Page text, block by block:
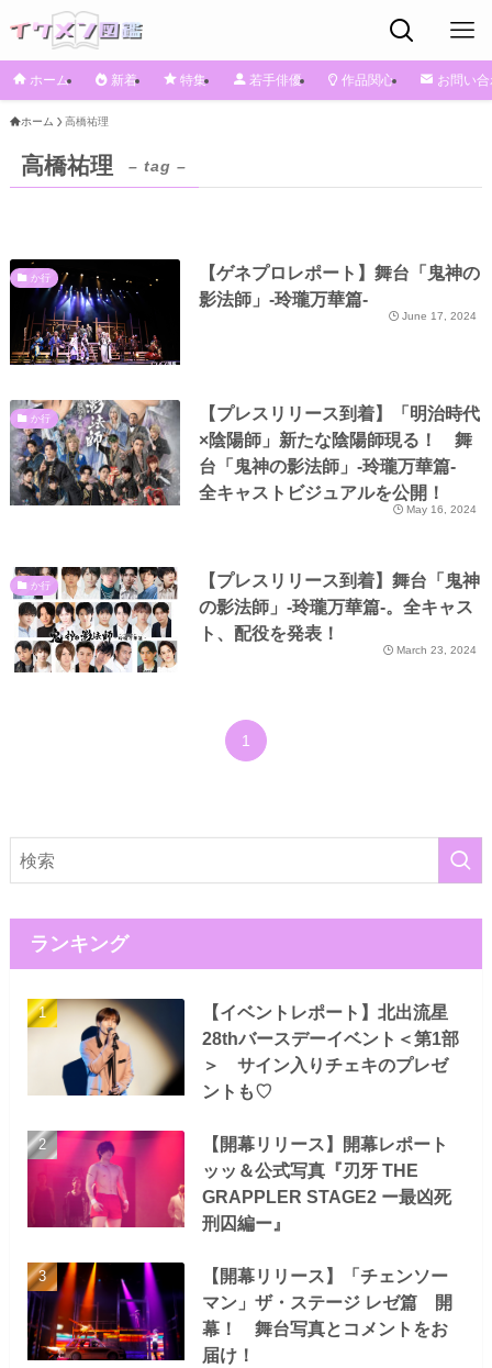
ホーム 新着 特集 若手俳優 作品関心 お問い
ホーム ⾼橋祐理
⾼橋祐理 – tag –
か行
【ゲネプロレポート】舞台「⻤神の
影法師」-玲瓏万華篇-
June 17, 2024
か行
【プレスリリース到着】「明治時代
×陰陽師」新たな陰陽師現る！ 舞
台「鬼神の影法師」-玲瓏万華篇-
全キャストビジュアルを公開！
May 16, 2024
か行
【プレスリリース到着】舞台「鬼神
の影法師」-玲瓏万華篇-。全キャス
ト、配役を発表！
March 23, 2024
1
ランキング
【イベントレポート】北出流星
28thバースデーイベント＜第1部
＞ サイン入りチェキのプレゼ
ントも♡
【開幕リリース】開幕レポート
ッッ＆公式写真『刃牙 THE
GRAPPLER STAGE2 ー最凶死
刑囚編ー』
【開幕リリース】「チェンソー
マン」ザ・ステージ レゼ篇 開
幕！ 舞台写真とコメントをお
届け！